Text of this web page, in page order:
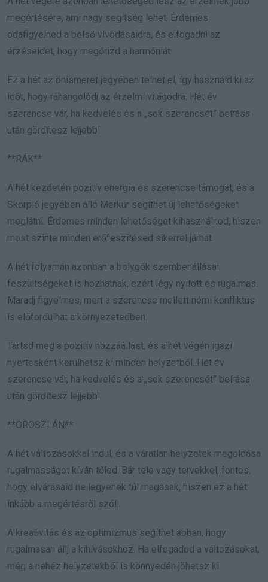
megértésére, ami nagy segítség lehet. Érdemes
odafigyelned a belső vívódásaidra, és elfogadni az
érzéseidet, hogy megőrizd a harmóniát.
Ez a hét az önismeret jegyében telhet el, így használd ki az
időt, hogy ráhangolódj az érzelmi világodra. Hét év
szerencse vár, ha kedvelés és a „sok szerencsét” beírása
után gördítesz lejjebb!
**RÁK**
A hét kezdetén pozitív energia és szerencse támogat, és a
Skorpió jegyében álló Merkúr segíthet új lehetőségeket
meglátni. Érdemes minden lehetőséget kihasználnod, hiszen
most szinte minden erőfeszítésed sikerrel járhat.
A hét folyamán azonban a bolygók szembenállásai
feszültségeket is hozhatnak, ezért légy nyitott és rugalmas.
Maradj figyelmes, mert a szerencse mellett némi konfliktus
is előfordulhat a környezetedben.
Tartsd meg a pozitív hozzáállást, és a hét végén igazi
nyertesként kerülhetsz ki minden helyzetből. Hét év
szerencse vár, ha kedvelés és a „sok szerencsét” beírása
után gördítesz lejjebb!
**OROSZLÁN**
A hét változásokkal indul, és a váratlan helyzetek megoldása
rugalmasságot kíván tőled. Bár tele vagy tervekkel, fontos,
hogy elvárásaid ne legyenek túl magasak, hiszen ez a hét
inkább a megértésről szól.
A kreativitás és az optimizmus segíthet abban, hogy
rugalmasan állj a kihívásokhoz. Ha elfogadod a változásokat,
még a nehéz helyzetekből is könnyedén jöhetsz ki.